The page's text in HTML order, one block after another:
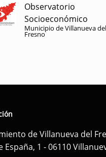
Observatorio
Socioeconómico
Municipio de Villanueva del
Fresno
de Villanueva del
España, 1 - 06110